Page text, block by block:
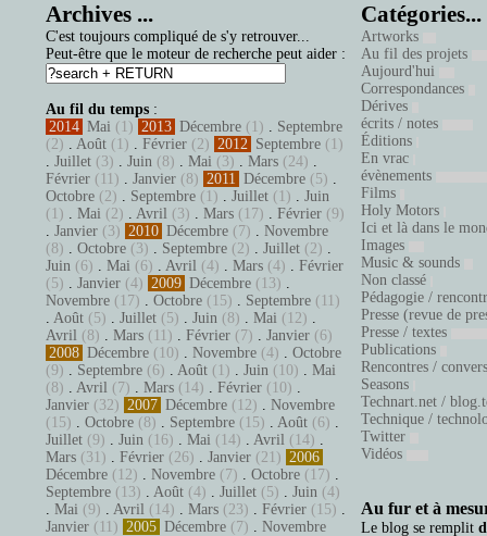
Archives ...
C'est toujours compliqué de s'y retrouver...
Peut-être que le moteur de recherche peut aider :
Au fil du temps :
2014 Mai (1) 2013 Décembre (1) . Septembre
(2) . Août (1) . Février (2) 2012 Septembre (1)
. Juillet (3) . Juin (8) . Mai (3) . Mars (24) .
Février (11) . Janvier (8) 2011 Décembre (5) .
Octobre (2) . Septembre (1) . Juillet (1) . Juin
(1) . Mai (2) . Avril (3) . Mars (17) . Février (9)
. Janvier (3) 2010 Décembre (7) . Novembre
(8) . Octobre (3) . Septembre (2) . Juillet (2) .
Juin (6) . Mai (6) . Avril (4) . Mars (4) . Février
(5) . Janvier (4) 2009 Décembre (13) .
Novembre (17) . Octobre (15) . Septembre (11)
. Août (5) . Juillet (5) . Juin (8) . Mai (12) .
Avril (8) . Mars (11) . Février (7) . Janvier (6)
2008 Décembre (10) . Novembre (4) . Octobre
(9) . Septembre (6) . Août (1) . Juin (10) . Mai
(8) . Avril (7) . Mars (14) . Février (10) .
Janvier (32) 2007 Décembre (12) . Novembre
(15) . Octobre (8) . Septembre (15) . Août (6) .
Juillet (9) . Juin (16) . Mai (14) . Avril (14) .
Mars (31) . Février (26) . Janvier (21) 2006
Décembre (12) . Novembre (7) . Octobre (17) .
Septembre (13) . Août (4) . Juillet (5) . Juin (4)
. Mai (9) . Avril (14) . Mars (23) . Février (15) .
Janvier (11) 2005 Décembre (7) . Novembre
Catégories...
Artworks
Au fil des projets
Aujourd'hui
Correspondances
Dérives
écrits / notes
Éditions
En vrac
évènements
Films
Holy Motors
Ici et là dans le
Images
Music & sounds
Non classé
Pédagogie /
Presse (revue de
Presse / textes
Publications
Rencontres /
Seasons
Technart.net /
Technique /
Twitter
Vidéos
Au fur et à
Le blog se remplit